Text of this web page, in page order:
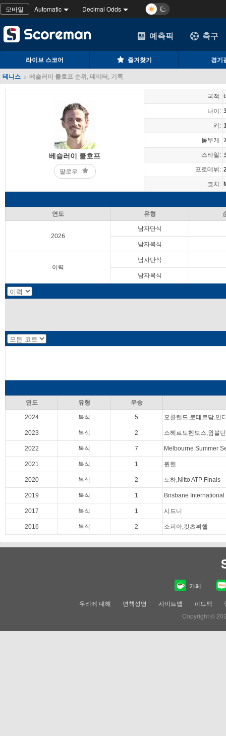
모바일 Automatic Decimal Odds
예측픽 축구
라이브 스코어 즐겨찾기
경기
테니스 > 베슬러이 쿨호프 순위, 데이터, 기록
베슬러이 쿨호프
팔로우
국적:
나이:
키:
몸무게:
스타일:
프로데뷔:
코치:
연도 유형
2026
남자단식
남자복식
이력
남자단식
남자복식
연도 유형 우승
2024 복식 5 오클랜드,로테르담,인
2023 복식 2 스헤르토헨보스,윔블던
2022 복식 7 Melbourne Summer
2021 복식 1 뮌헨
2020 복식 2 도하,Nitto ATP Finals
2019 복식 1 Brisbane International
2017 복식 1 시드니
2016 복식 2 소피아,킷츠뷔헬
카페
우리에 대해 면책성명 사이트맵 피드팩
Copyright ©